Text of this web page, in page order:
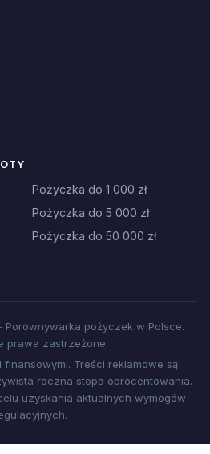
Pożyczka do 1 000 zł
Pożyczka do 5 000 zł
Pożyczka do 50 000 zł
Porównywarka pożyczek w Polsce.
prawa zastrzeżone.
finansowymi. Treści reklamowe są
roczna stopa oprocentowania.
uzyskania aktualnych wymogów